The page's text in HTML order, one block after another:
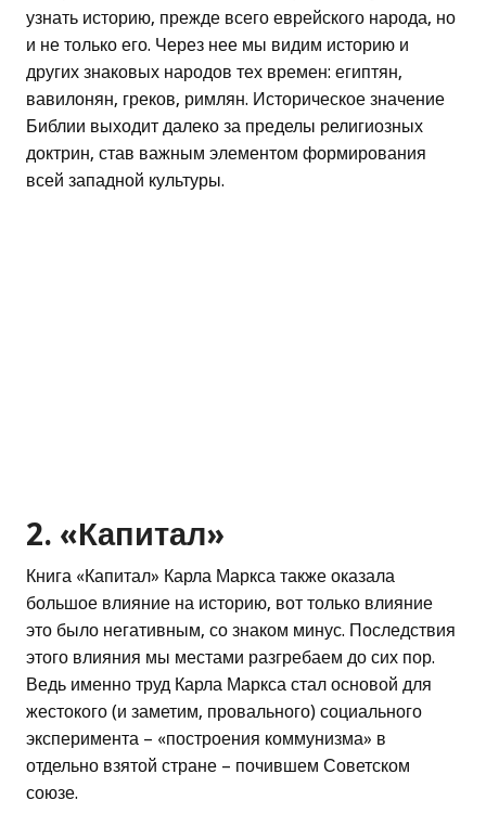
узнать историю, прежде всего еврейского народа, но
и не только его. Через нее мы видим историю и
других знаковых народов тех времен: египтян,
вавилонян, греков, римлян. Историческое значение
Библии выходит далеко за пределы религиозных
доктрин, став важным элементом формирования
всей западной культуры.
2. «Капитал»
Книга «Капитал» Карла Маркса также оказала
большое влияние на историю, вот только влияние
это было негативным, со знаком минус. Последствия
этого влияния мы местами разгребаем до сих пор.
Ведь именно труд Карла Маркса стал основой для
жестокого (и заметим, провального) социального
эксперимента – «построения коммунизма» в
отдельно взятой стране – почившем Советском
союзе.